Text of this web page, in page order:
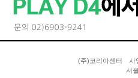
(주)코리아센터 사
서